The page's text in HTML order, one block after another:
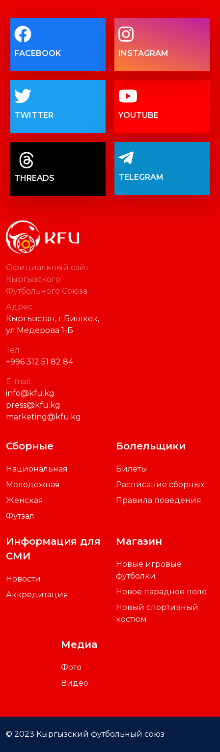
FACEBOOK INSTAGRAM
TWITTER YOUTUBE
THREADS TELEGRAM
Официальный сайт
Кыргызского
Футбольного Союза
Адрес
Кыргызстан, г.Бишкек,
ул.Медерова 1-Б
Тел
+996 312 51 82 84
E-mail:
info@kfu.kg
press@kfu.kg
marketing@kfu.kg
Сборные
Национальная
Молодежная
Женская
Футзал
Болельщики
Билеты
Расписание сборных
Правила поведения
Информация для
СМИ
Новости
Аккредитация
Магазин
Новые игровые
футболки
Новое парадное поло
Новый спортивный
костюм
Медиа
Фото
Видео
© 2023 Кыргызский футбольный союз